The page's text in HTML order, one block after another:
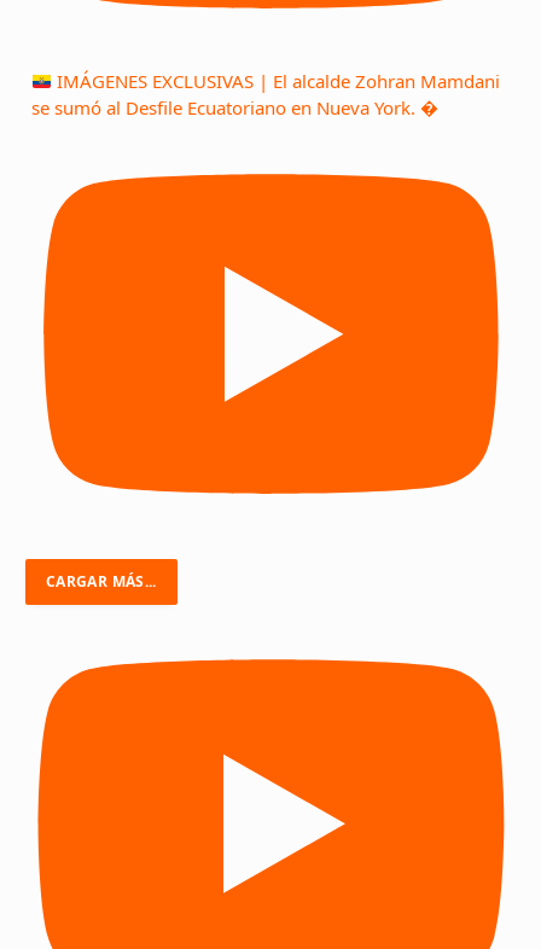
IMÁGENES EXCLUSIVAS | El alcalde Zohran Mamdani
se sumó al Desfile Ecuatoriano en Nueva York. �
CARGAR MÁS...